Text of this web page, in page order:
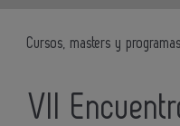
Cursos, masters y
VII